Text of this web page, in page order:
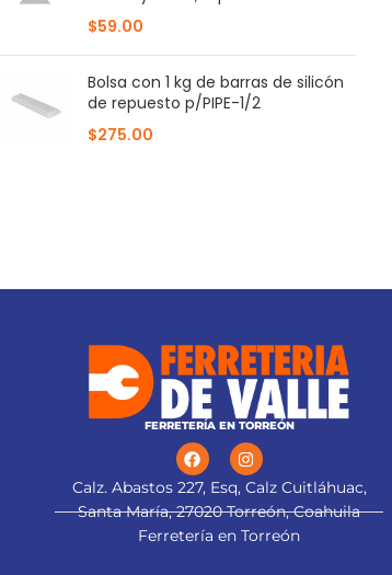
$59.00
Bolsa con 1 kg de barras de silicón
de repuesto p/PIPE-1/2
$275.00
FERRETERÍA EN TORREÓN
Calz. Abastos 227, Esq, Calz Cuitláhuac,
Santa María, 27020 Torreón, Coahuila
Ferretería en Torreón